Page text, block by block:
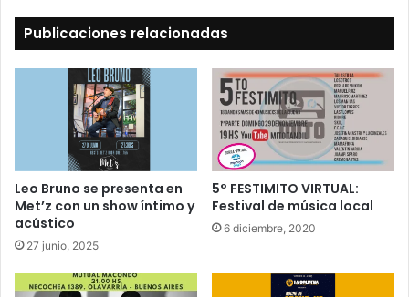
Publicaciones relacionadas
Leo Bruno se presenta en
Met’z con un show íntimo y
acústico
27 junio, 2025
5° FESTIMITO VIRTUAL:
Festival de música local
6 diciembre, 2020